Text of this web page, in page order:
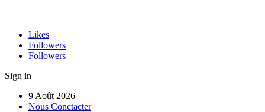
Likes
Followers
Followers
Sign in
9 Août 2026
Nous Conctacter